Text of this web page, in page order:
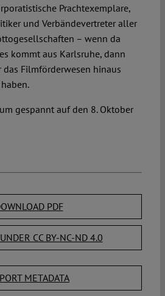
Prachtexemplare,
und Verbändevertreter aller
– wenn da
kommt aus Karlsruhe, dann
Filmförderwesen hinaus
gespannt auf den 8. Oktober
PDF
CC BY-NC-ND 4.0
METADATA